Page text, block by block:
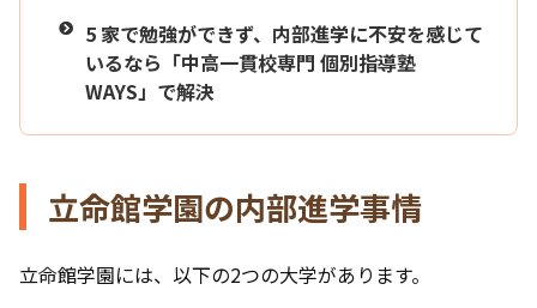
5 家で勉強ができず、内部進学に不安を感じて
いるなら「中高一貫校専門 個別指導塾
WAYS」で解決
立命館学園の内部進学事情
立命館学園には、以下の2つの大学があります。